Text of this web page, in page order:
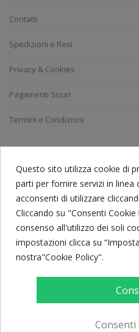
Contatti
Spedizioni e Resi
Privacy & Cookies
Pagamenti Sicuri
Termini e Condizioni
ISCRIVITI ALLA NEWSLETTER
Ricevi le ultime notizie e le offerte
Questo sito utilizza cookie di
parti per fornire servizi in linea
acconsenti di utilizzare
Cliccando su "Consenti
consenso all'utilizzo dei soli
impostazioni clicca su
nostra"Cookie Policy".
Consenti